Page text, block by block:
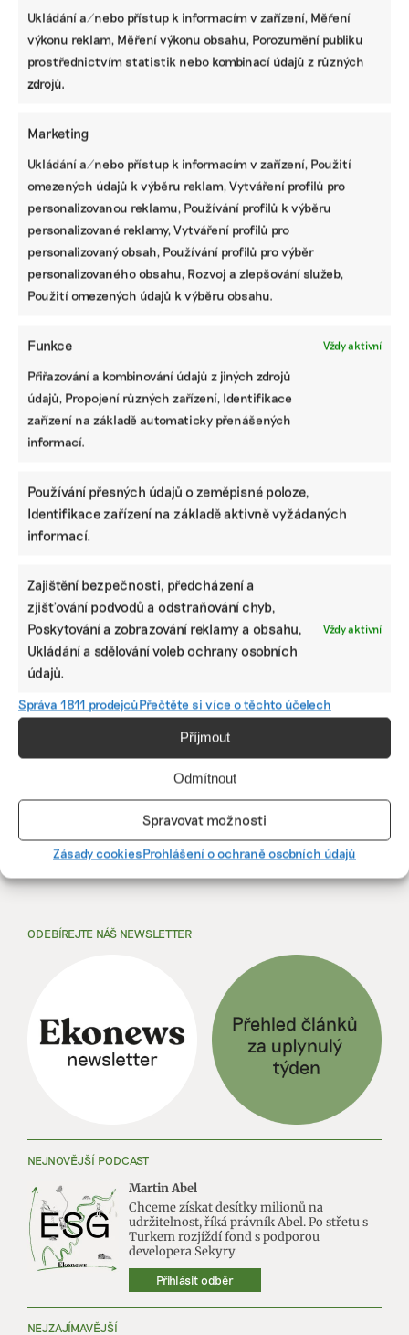
Ukládání a/nebo přístup k informacím v zařízení, Měření
výkonu reklam, Měření výkonu obsahu, Porozumění publiku
prostřednictvím statistik nebo kombinací údajů z různých
zdrojů.
Marketing
Ukládání a/nebo přístup k informacím v zařízení, Použití
omezených údajů k výběru reklam, Vytváření profilů pro
personalizovanou reklamu, Používání profilů k výběru
personalizované reklamy, Vytváření profilů pro
personalizovaný obsah, Používání profilů pro výběr
personalizovaného obsahu, Rozvoj a zlepšování služeb,
Použití omezených údajů k výběru obsahu.
Funkce Vždy aktivní
Přiřazování a kombinování údajů z jiných zdrojů
údajů, Propojení různých zařízení, Identifikace
zařízení na základě automaticky přenášených
informací.
Používání přesných údajů o zeměpisné poloze,
Identifikace zařízení na základě aktivně vyžádaných
informací.
Zajištění bezpečnosti, předcházení a
zjišťování podvodů a odstraňování chyb,
Poskytování a zobrazování reklamy a obsahu,
Ukládání a sdělování voleb ochrany osobních
údajů.
Vždy aktivní
Správa 1811 prodejcůPřečtěte si více o těchto účelech
Příjmout
Odmítnout
Spravovat možnosti
Zásady cookiesProhlášení o ochraně osobních údajů
uhlíkové kredity. Do Česka přicházejí další
firmy
Regenerativní zemědělství oslovuje čím dál více farmářů.
Vedle péče o přírodu je motivuje i možnost finančně si
přilepšit takzvanými uhlíkovými kredity, které získávají
za šetrné hospodaření. Do Česka nyní vstupují další
firmy, které jim umožní vydělat.
Irena Buřívalová | 10. března 2023 | Zemědělství
zbožím přibývají. Nahrává jim krize i trend
„re-use“
Koncept charitativních obchodů Moment chce postupně
otevřít prodejny v každém krajském městě. Rozrůstá se i
Fashion Charity Shop nebo dobročinné krámky Sue Ryder.
Irena Buřívalová | 04. března 2023 Byznys , Životní styl
charitativní
obchod,knihy,neziskové organizace,oblečení,second hand,
33
ODEBÍREJTE NÁŠ NEWSLETTER
NEJNOVĚJŠÍ PODCAST
Martin Abel
Chceme získat desítky milionů na
udržitelnost, říká právník Abel. Po střetu s
Turkem rozjíždí fond s podporou
developera Sekyry
Přihlásit odběr
NEJZAJÍMAVĚJŠÍ